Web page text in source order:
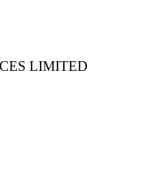
LIMITED